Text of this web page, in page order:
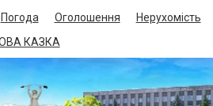
Погода Оголошення Нерухомість
КАЗКА